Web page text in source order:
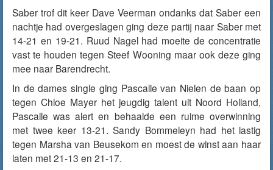
Saber trof dit keer Dave Veerman ondanks dat Saber een
nachtje had overgeslagen ging deze partij naar Saber met
14-21 en 19-21. Ruud Nagel had moeite de concentratie
vast te houden tegen Steef Wooning maar ook deze ging
mee naar Barendrecht.
In de dames single ging Pascalle van Nielen de baan op
tegen Chloe Mayer het jeugdig talent uit Noord Holland,
Pascalle was alert en behaalde een ruime overwinning
met twee keer 13-21. Sandy Bommeleyn had het lastig
tegen Marsha van Beusekom en moest de winst aan haar
laten met 21-13 en 21-17.